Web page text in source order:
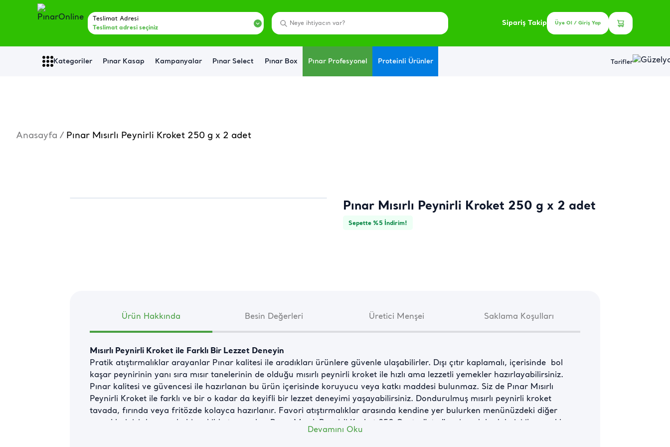
Teslimat Adresi
Teslimat adresi seçiniz
Sipariş Takip Üye Ol / Giriş Yap
Kategoriler Pınar Kasap Kampanyalar Pınar Select Pınar Box Pınar Profesyonel Proteinli Ürünler Tarifler
Anasayfa / Pınar Mısırlı Peynirli Kroket 250 g x 2 adet
Pınar Mısırlı Peynirli Kroket 250 g x 2 adet
Sepette %5 İndirim!
Ürün Hakkında Besin Değerleri Üretici Menşei Saklama Koşulları
Mısırlı Peynirli Kroket ile Farklı Bir Lezzet Deneyin
Pratik atıştırmalıklar arayanlar Pınar kalitesi ile aradıkları ürünlere güvenle ulaşabilirler. Dışı çıtır kaplamalı, içerisinde  bol
kaşar peynirinin yanı sıra mısır tanelerinin de olduğu mısırlı peynirli kroket ile hızlı ama lezzetli yemekler hazırlayabilirsiniz.
Pınar kalitesi ve güvencesi ile hazırlanan bu ürün içerisinde koruyucu veya katkı maddesi bulunmaz. Siz de Pınar Mısırlı
Peynirli Kroket ile farklı ve bir o kadar da keyifli bir lezzet deneyimi yaşayabilirsiniz. Dondurulmuş mısırlı peynirli kroket
tavada, fırında veya fritözde kolayca hazırlanır. Favori atıştırmalıklar arasında kendine yer bulurken menünüzdeki diğer
Devamını Oku